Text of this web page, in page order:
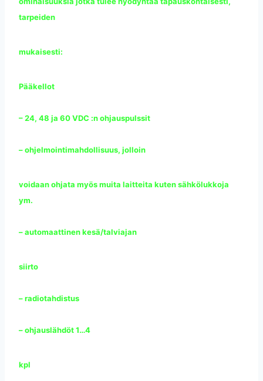
tarpeiden
mukaisesti:
Pääkellot
– 24, 48 ja 60 VDC :n ohjauspulssit
– ohjelmointimahdollisuus, jolloin
voidaan ohjata myös muita laitteita kuten sähkölukkoja
ym.
– automaattinen kesä/talviajan
siirto
– radiotahdistus
– ohjauslähdöt 1…4
kpl